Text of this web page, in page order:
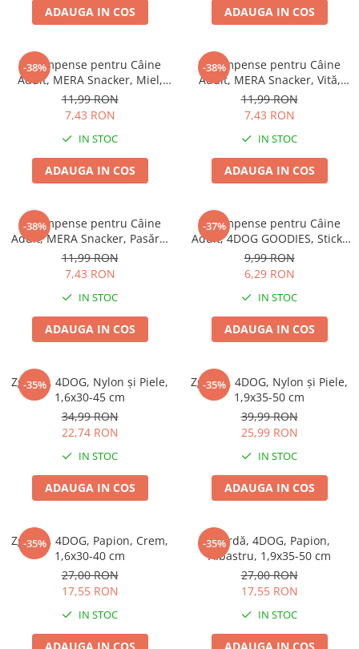
ADAUGA IN COS ADAUGA IN COS
-38%
Recompense pentru Câine
Adult, MERA Snacker, Miel,
200g
11,99 RON
7,43 RON
IN STOC
ADAUGA IN COS
-38%
Recompense pentru Câine
Adult, MERA Snacker, Vită,
200g
11,99 RON
7,43 RON
IN STOC
ADAUGA IN COS
-38%
Recompense pentru Câine
Adult, MERA Snacker, Pasăre,
200g
11,99 RON
7,43 RON
IN STOC
ADAUGA IN COS
-37%
Recompense pentru Câine
Adult, 4DOG GOODIES, Sticks
din Orez, Talie Mică, 12 cm, 6
bucăți/pungă
9,99 RON
6,29 RON
IN STOC
ADAUGA IN COS
-35%
Zgardă, 4DOG, Nylon și Piele,
1,6x30-45 cm
34,99 RON
22,74 RON
IN STOC
ADAUGA IN COS
-35%
Zgardă, 4DOG, Nylon și Piele,
1,9x35-50 cm
39,99 RON
25,99 RON
IN STOC
ADAUGA IN COS
-35%
Zgardă, 4DOG, Papion, Crem,
1,6x30-40 cm
27,00 RON
17,55 RON
IN STOC
-35%
Zgardă, 4DOG, Papion,
Albastru, 1,9x35-50 cm
27,00 RON
17,55 RON
IN STOC